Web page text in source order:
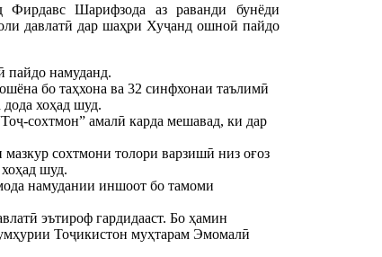
Шарифзода аз раванди бунёди
давлатӣ дар шаҳри Хуҷанд ошноӣ пайдо
пайдо намуданд.
бо таҳхона ва 32 синфхонаи таълимӣ
дода хоҳад шуд.
сохтмон” амалӣ карда мешавад, ки дар
сохтмони толори варзишӣ низ оғоз
шуд.
намудании иншоот бо тамоми
эътироф гардидааст. Бо ҳамин
Тоҷикистон муҳтарам Эмомалӣ